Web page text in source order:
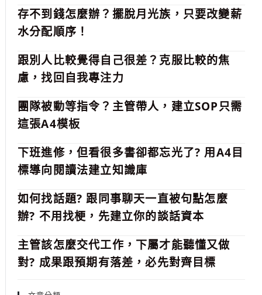
存不到錢怎麼辦？擺脫月光族，只要改變薪
水分配順序！
跟別人比較覺得自己很差？克服比較的焦
慮，找回自我專注力
團隊被動等指令？主管帶人，建立SOP只需
這張A4模板
下班進修，但看很多書卻都忘光了? 用A4目
標導向閱讀法建立知識庫
如何找話題? 跟同事聊天一直被句點怎麼
辦? 不用找梗，先建立你的談話資本
主管該怎麼交代工作，下屬才能聽懂又做
對? 成果跟預期有落差，必先對齊目標